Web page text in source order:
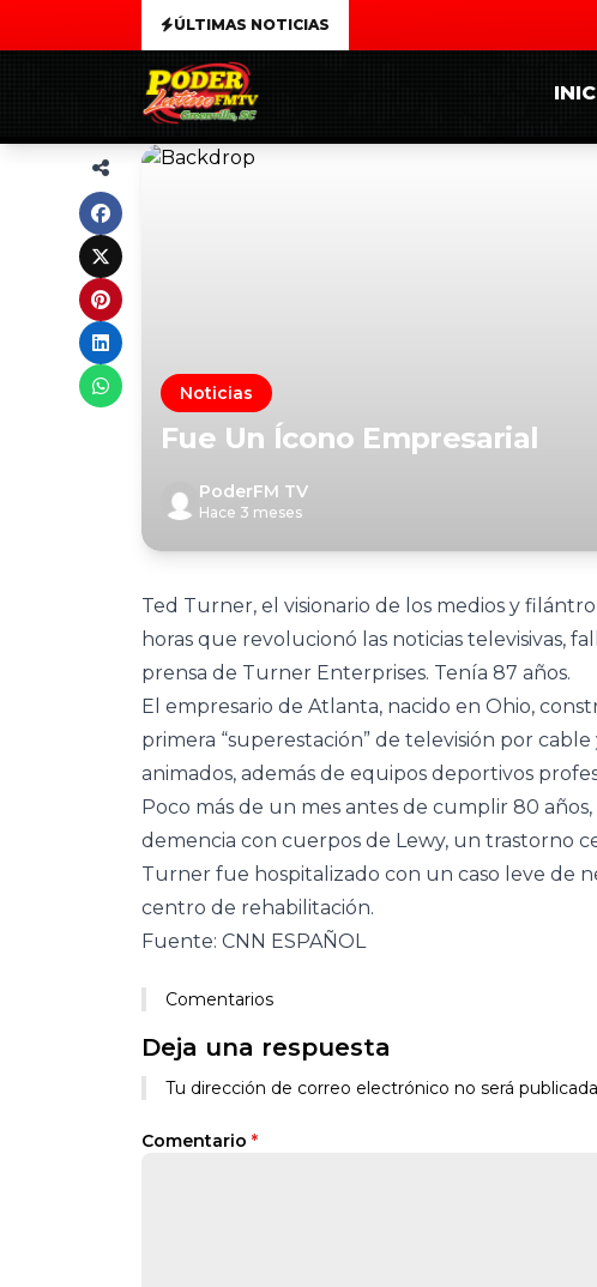
ÚLTIMAS NOTICIAS
Noticias
Fue Un Ícono Empresarial
PoderFM TV
Hace 3 meses
Ted Turner, el visionario de los medios y
horas que revolucionó las noticias televisivas,
prensa de Turner Enterprises. Tenía 87 años.
El empresario de Atlanta, nacido en Ohio,
primera “superestación” de televisión por
animados, además de equipos deportivos
Poco más de un mes antes de cumplir 80
demencia con cuerpos de Lewy, un trastorno
Turner fue hospitalizado con un caso leve de
centro de rehabilitación.
Fuente: CNN ESPAÑOL
Comentarios
Deja una respuesta
Tu dirección de correo electrónico no será
Comentario *